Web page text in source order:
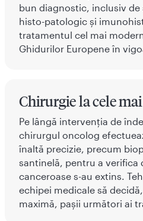
bun diagnostic, inclusiv
histo-patologic și
tratamentul cel mai
Ghidurilor Europene în
Chirurgie la cele
Pe lângă intervenția de
chirurgul oncolog
înaltă precizie, precum
santinelă, pentru a verifica
canceroase s-au extins.
echipei medicale să
maximă, pașii următori ai